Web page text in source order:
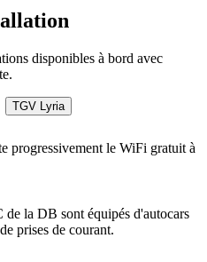
disponibles à bord avec
TGV Lyria
progressivement le WiFi gratuit à
de la DB sont équipés d'autocars
prises de courant.